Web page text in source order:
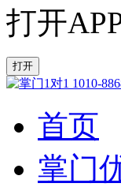
打开
打开
1010-
首页
掌门